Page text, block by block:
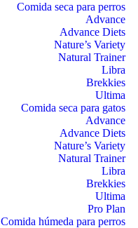
Comida seca para perros
Advance
Advance Diets
Nature’s Variety
Natural Trainer
Libra
Brekkies
Ultima
Comida seca para gatos
Advance
Advance Diets
Nature’s Variety
Natural Trainer
Libra
Brekkies
Ultima
Pro Plan
Comida húmeda para perros